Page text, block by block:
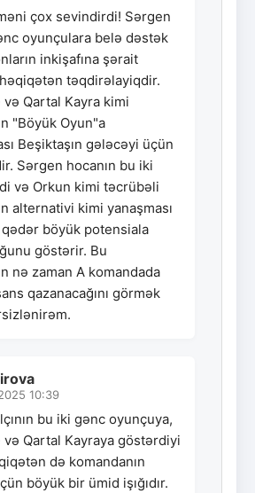
çox sevindirdi! Sərgen
oyunçulara belə dəstək
inkişafına şərait
təqdirəlayiqdir.
və Qartal Kayra kimi
"Böyük Oyun"a
Beşiktaşın gələcəyi üçün
Sərgen hocanın bu iki
və Orkun kimi təcrübəli
alternativi kimi yanaşması
qədər böyük potensiala
göstərir. Bu
nə zaman A komandada
qazanacağını görmək
10:39
bu iki gənc oyunçuya,
və Qartal Kayraya göstərdiyi
də komandanın
böyük bir ümid işığıdır.